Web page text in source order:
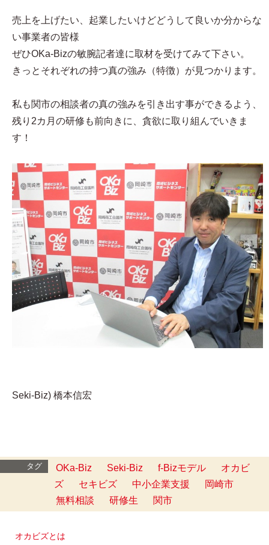
売上を上げたい、起業したいけどどうして良いか分からな
い事業者の皆様
ぜひOKa-Bizの敏腕記者達に取材を受けてみて下さい。
きっとそれぞれの持つ真の強み（特徴）が見つかります。
私も関市の相談者の真の強みを引き出す事ができるよう、
残り2カ月の研修も前向きに、貪欲に取り組んでいきま
す！
Seki-Biz) 橋本信宏
タグ OKa-Biz Seki-Biz f-Bizモデル
オカビ
ズ
セキビズ 中小企業支援
岡崎市
無料相談
研修生 関市
オカビズとは